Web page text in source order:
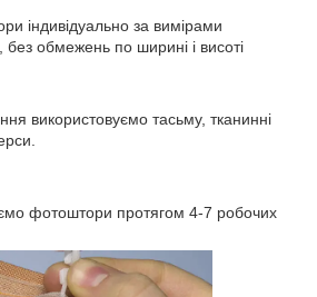
індивідуально за вимірами
без обмежень по ширині і висоті
використовуємо тасьму, тканинні
фотоштори протягом 4-7 робочих